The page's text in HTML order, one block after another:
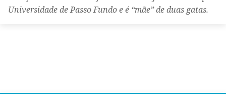
Universidade de Passo Fundo e é “mãe” de duas gatas.